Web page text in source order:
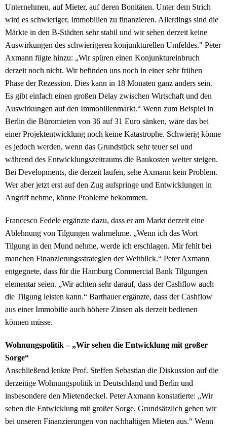
Unternehmen, auf Mieter, auf deren Bonitäten. Unter dem Strich
wird es schwieriger, Immobilien zu finanzieren. Allerdings sind die
Märkte in den B-Städten sehr stabil und wir sehen derzeit keine
Auswirkungen des schwierigeren konjunkturellen Umfeldes." Peter
Axmann fügte hinzu: „Wir spüren einen Konjunktureinbruch
derzeit noch nicht. Wir befinden uns noch in einer sehr frühen
Phase der Rezession. Dies kann in 18 Monaten ganz anders sein.
Es gibt einfach einen großen Delay zwischen Wirtschaft und den
Auswirkungen auf den Immobilienmarkt.“ Wenn zum Beispiel in
Berlin die Büromieten von 36 auf 31 Euro sänken, wäre das bei
einer Projektentwicklung noch keine Katastrophe. Schwierig könne
es jedoch werden, wenn das Grundstück sehr teuer sei und
während des Entwicklungszeitraums die Baukosten weiter steigen.
Bei Developments, die derzeit laufen, sehe Axmann kein Problem.
Wer aber jetzt erst auf den Zug aufspringe und Entwicklungen in
Angriff nehme, könne Probleme bekommen.
Francesco Fedele ergänzte dazu, dass er am Markt derzeit eine
Ablehnung von Tilgungen wahrnehme. „Wenn ich das Wort
Tilgung in den Mund nehme, werde ich erschlagen. Mir fehlt bei
manchen Finanzierungsstrategien der Weitblick.“ Peter Axmann
entgegnete, dass für die Hamburg Commercial Bank Tilgungen
elementar seien. „Wir achten sehr darauf, dass der Cashflow auch
die Tilgung leisten kann.“ Barthauer ergänzte, dass der Cashflow
aus einer Immobilie auch höhere Zinsen als derzeit bedienen
können müsse.
Wohnungspolitik – „Wir sehen die Entwicklung mit großer
Sorge“
Anschließend lenkte Prof. Steffen Sebastian die Diskussion auf die
derzeitige Wohnungspolitik in Deutschland und Berlin und
insbesondere den Mietendeckel. Peter Axmann konstatierte: „Wir
sehen die Entwicklung mit großer Sorge. Grundsätzlich gehen wir
bei unseren Finanzierungen von nachhaltigen Mieten aus.“ Wenn